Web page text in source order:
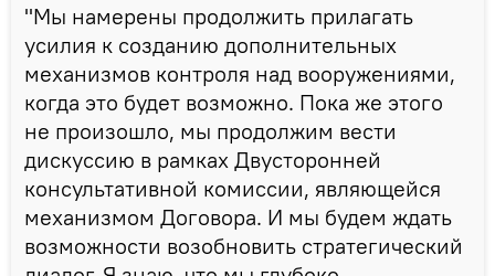
"Мы намерены продолжить прилагать
усилия к созданию дополнительных
механизмов контроля над вооружениями,
когда это будет возможно. Пока же этого
не произошло, мы продолжим вести
дискуссию в рамках Двусторонней
консультативной комиссии, являющейся
механизмом Договора. И мы будем ждать
возможности возобновить стратегический